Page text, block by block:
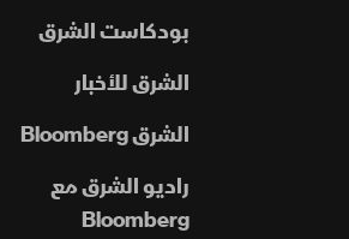
بودكاست الشرق
الشرق للأخبار
الشرق Bloomberg
راديو الشرق مع
Bloomberg